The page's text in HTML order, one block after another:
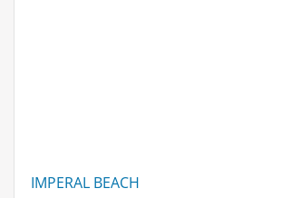
IMPERAL BEACH